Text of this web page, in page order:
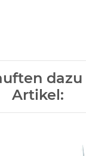
Artikel: